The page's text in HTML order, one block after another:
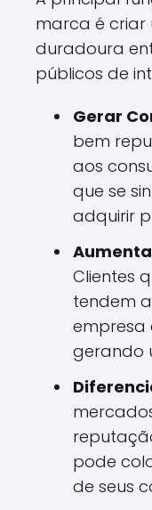
marca é criar
duradoura
públicos de
Gerar
bem
aos
que se
adquirir
Clientes
tendem
empresa
gerando
pode
de seus